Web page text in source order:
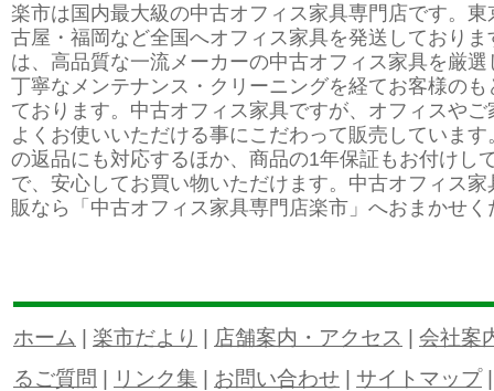
楽市は国内最大級の中古オフィス家具専門店です。東
古屋・福岡など全国へオフィス家具を発送しておりま
は、高品質な一流メーカーの中古オフィス家具を厳選
丁寧なメンテナンス・クリーニングを経てお客様のも
ております。中古オフィス家具ですが、オフィスやご
よくお使いいただける事にこだわって販売していま
の返品にも対応するほか、商品の1年保証もお付けし
で、安心してお買い物いただけます。中古オフィス家
販なら「中古オフィス家具専門店楽市」へおまかせく
ホーム | 楽市だより | 店舗案内・アクセス | 会社案
るご質問 | リンク集 | お問い合わせ | サイトマップ